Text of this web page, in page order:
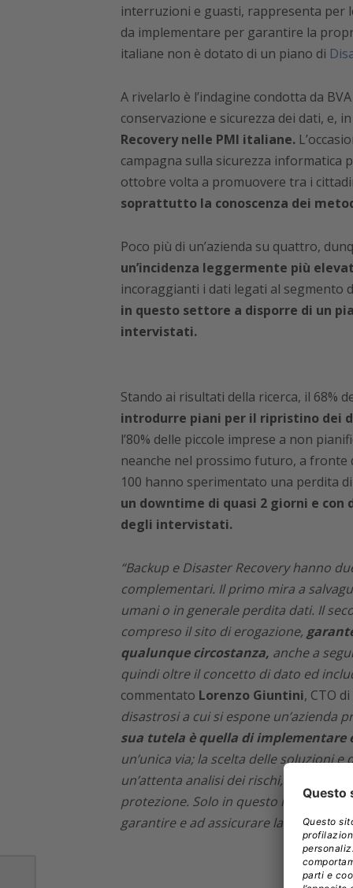
interruzioni e guasti, rappresenta per
da implementare per garantire la
italiane non è dotato di un piano di
A rivelarlo è l’indagine condotta da
conservazione e sicurezza dei dati, e,
Recovery nelle PMI italiane.
campagna sulla sicurezza informatica
ottobre volta a promuovere tra i
soprattutto la conoscenza dei
Poco più di un’azienda su quattro,
un’incidenza leggermente più
incoraggianti i dati legati al segmento
in questo settore a disporre di un
intervistati.
Stando ai risultati della ricerca, il 68%
introdurre piani per il ripristino dei
l’80% delle piccole imprese a non
neanche nel prossimo futuro, a fronte
100 hanno sperimentato una perdita
un downtime di quasi 2 giorni e
degli intervistati.
“Backup e Disaster Recovery hanno
complementari. Il primo mira a
umani o in generale perdita dati. Il
compreso il sito di erogazione,
qualunque circostanza, anche a
quindi oltre il concetto di dato ed
commentato Lorenzo Giuntini, CTO
disastrosi a cui si espone un’azienda
sua tutela è quella di implementare
un’unica via; la scelta delle soluzioni
un’attenta analisi dei rischi, la
protezione. Solo in questo modo è
garantire e ad assicurare la continuità